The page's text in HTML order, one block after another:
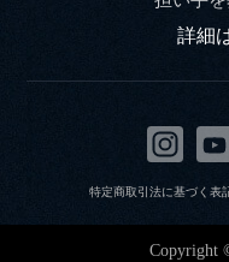
詳細
特定商取引法に基づく表
Copyright